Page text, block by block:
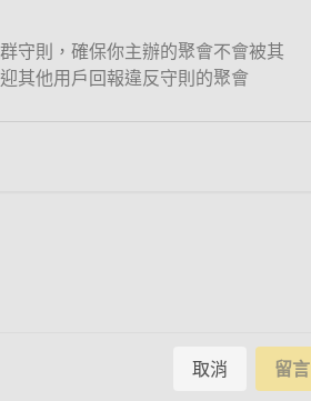
守則，確保你主辦的聚會不會被其
其他用戶回報違反守則的聚會
取消 留言